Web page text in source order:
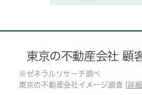
東京の不動産会社 顧
※ゼネラルリサーチ調べ
東京の不動産会社イメージ調査 [ 詳細